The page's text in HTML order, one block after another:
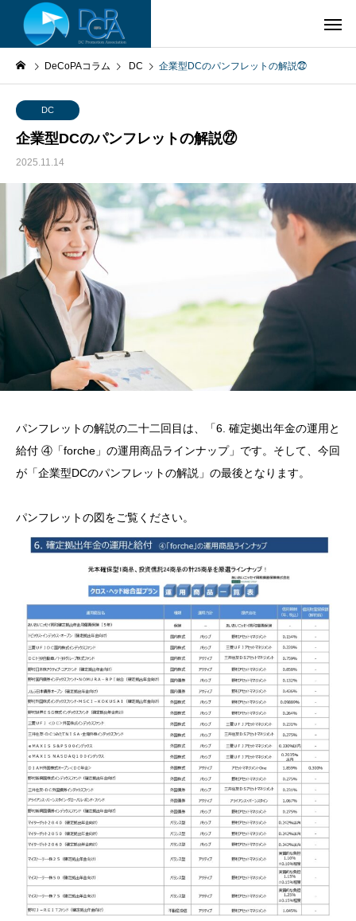
DeCoPAコラム DC 企業型DCのパンフレットの解説㉒
DC
企業型DCのパンフレットの解説㉒
2025.11.14
パンフレットの解説の二十二回目は、「6. 確定拠出年金の運用と
給付 ④「forche」の運用商品ラインナップ」です。そして、今回
が「企業型DCのパンフレットの解説」の最後となります。
パンフレットの図をご覧ください。